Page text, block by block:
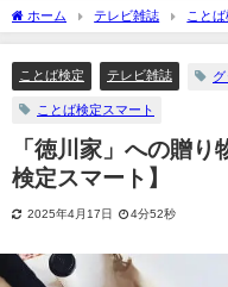
ホーム テレビ雑誌 こと
【ことば検定スマート】
ことば検定 テレビ雑誌
ことば検定スマート
「徳川家」への贈
検定スマート】
2025年4月17日 4分52秒